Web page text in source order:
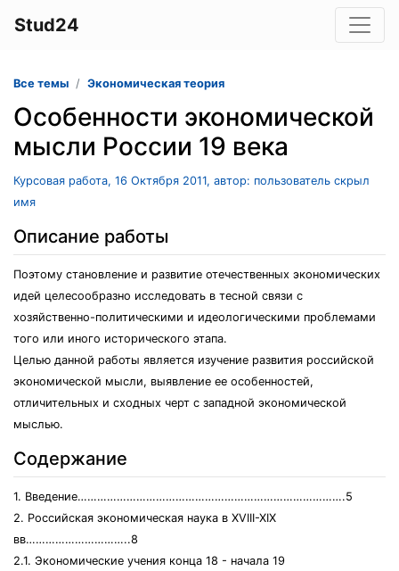
Stud24
Все темы Экономическая теория
Особенности экономической
мысли России 19 века
Курсовая работа, 16 Октября 2011, автор: пользователь скрыл
имя
Описание работы
Поэтому становление и развитие отечественных экономических
идей целесообразно исследовать в тесной связи с
хозяйственно-политическими и идеологическими проблемами
того или иного исторического этапа.
Целью данной работы является изучение развития российской
экономической мысли, выявление ее особенностей,
отличительных и сходных черт с западной экономической
мыслью.
Содержание
1. Введение……………………………………………………………………….5
2. Российская экономическая наука в XVIII-XIX
вв…………………………..8
2.1. Экономические учения конца 18 - начала 19